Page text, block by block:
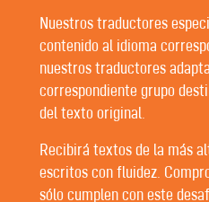
|
MUY PERSONALIZADO. QUÉ
Nuestros traductores
contenido al idioma
nuestros traductores
correspondiente grupo
del texto original.
Recibirá textos de la más
escritos con fluidez.
sólo cumplen con este